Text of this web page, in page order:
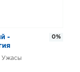
-
Ужасы
0%